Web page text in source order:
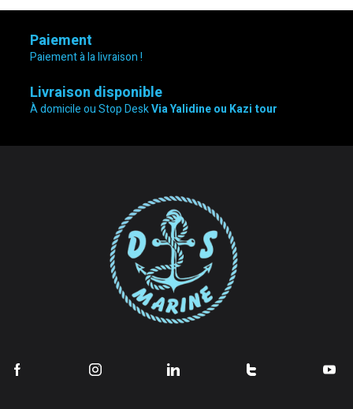
Paiement
Paiement à la livraison !
Livraison disponible
À domicile ou Stop DeskVia Yalidine ou Kazi tour